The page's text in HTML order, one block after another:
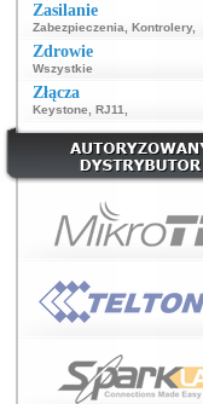
Zasilanie
Zabezpieczenia Kontrolery,
Zdrowie
Wszystkie
Złącza
Keystone RJ11